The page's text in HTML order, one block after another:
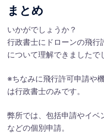
まとめ
いかがでしょうか？
行政書士にドローンの飛行
について理解できましたで
※ちなみに飛行許可申請や
は行政書士のみです。
弊所では、包括申請やイベ
などの個別申請。